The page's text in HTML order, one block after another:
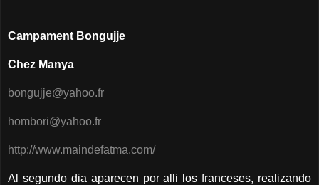
Campament Bongujje
Chez Manya
bongujje@yahoo.fr
hombori@yahoo.fr
http://www.maindefatma.com/
Al segundo dia aparecen por alli los franceses, realizando